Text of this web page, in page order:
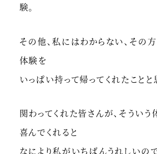
験。
その他、私にはわからない、その
体験を
いっぱい持って帰ってくれたことと
関わってくれた皆さんが、そういう
喜んでくれると
なにより私がいちばんうれしいので